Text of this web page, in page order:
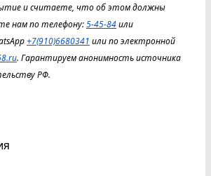
и считаете, что об этом должны
нам по телефону:5-45-84или
+7(910)6680341 или по электронной
. Гарантируем анонимность источника
РФ.